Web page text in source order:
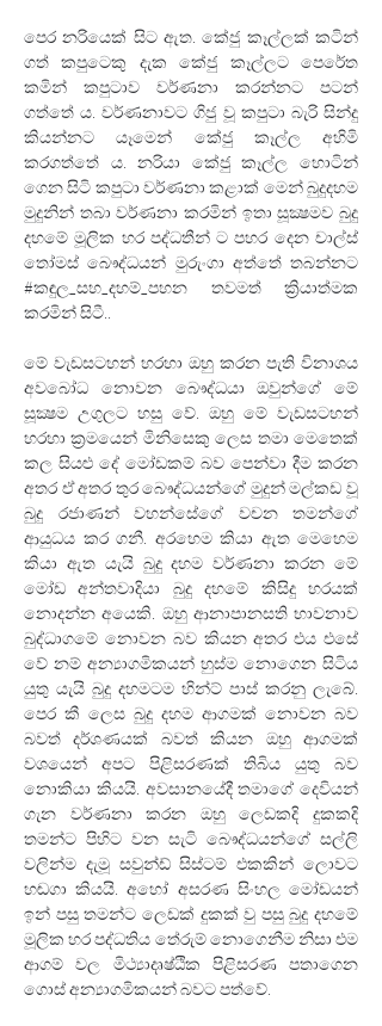
පෙර නරියෙක් සිට ඇත. කේජු කෑල්ලක් කටින්
ගත් කපුටෙකු දැක කේජු කෑල්ලට පෙරේත
කමින් කපුටාව වර්ණනා කරන්නට පටන්
ගත්තේ ය. වර්ණනාවට ගිජු වූ කපුටා බැරි සින්දු
කියන්නට යෑමෙන් කේජු කෑල්ල අහිමි
කරගත්තේ ය. නරියා කේජු කෑල්ල හොටින්
ගෙන සිටි කපුටා වර්ණනා කළාක් මෙන් බුදුදහම
මුදුනින් තබා වර්ණනා කරමින් ඉතා සූක්‍ෂමව බුදු
දහමේ මූලික හර පද්ධතීන් ට පහර දෙන චාල්ස්
#කඳුල_සහ_දහම්_පහන තවමත් ක්‍රියාත්මක
කරමින් සිටී..
මේ වැඩසටහන් හරහා ඔහු කරන පැති විනාශය
අවබෝධ නොවන බෞද්ධයා ඔවුන්ගේ මේ
සූක්‍ෂම උගුලට හසු වේ. ඔහු මේ වැඩසටහන්
හරහා ක්‍රමයෙන් මිනිසෙකු ලෙස තමා මෙතෙක්
කල සියළු දේ මෝඩකම් බව පෙන්වා දීම කරන
අතර ඒ අතර තුර බෞද්ධයන්ගේ මුදුන් මල්කඩ වූ
බුදු රජාණන් වහන්සේගේ වචන තමන්ගේ
ආයුධය කර ගනී. අරහෙම කියා ඇත මෙහෙම
කියා ඇත යැයි බුදු දහම වර්ණනා කරන මේ
මෝඩ අන්තවාදියා බුදු දහමේ කිසිදු හරයක්
නොදන්න අයෙකි. ඔහු ආනාපානසති භාවනාව
බුද්ධාගමේ නොවන බව කියන අතර එය එසේ
වේ නම් අන්‍යාගමිකයන් හුස්ම නොගෙන සිටිය
යුතු යැයි බුදු දහමටම හින්ට් පාස් කරනු ලැබේ.
පෙර කී ලෙස බුදු දහම ආගමක් නොවන බව
බවත් දර්ශණයක් බවත් කියන ඔහු ආගමක්
වශයෙන් අපට පිළිසරණක් තිබිය යුතු බව
නොකියා කියයි. අවසානයේදී තමාගේ දෙවියන්
ගැන වර්ණනා කරන ඔහු ලෙඩකදි දුකකදි
තමන්ට පිහිට වන සැටි බෞද්ධයන්ගේ සල්ලි
වලින්ම දැමූ සවුන්ඩ් සිස්ටම් එකකින් ලොවට
හඬගා කියයි. අහෝ අසරණ සිංහල මෝඩයන්
ඉන් පසු තමන්ට ලෙඩක් දුකක් වු පසු බුදු දහමේ
මූලික හර පද්ධතිය තේරුම් නොගෙනීම නිසා එම
ආගම් වල මිථ්‍යාදෘෂ්ඨික පිළිසරණ පතාගෙන
ගොස් අන්‍යාගමිකයන් බවට පත්වේ.